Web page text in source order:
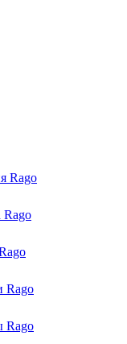
Rago
Rago
Rago
Rago